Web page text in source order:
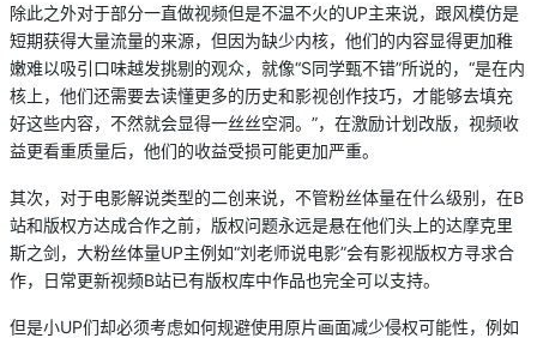
除此之外对于部分一直做视频但是不温不火的UP主来说，跟风模仿是
短期获得大量流量的来源，但因为缺少内核，他们的内容显得更加稚
嫩难以吸引口味越发挑剔的观众，就像“S同学甄不错”所说的，“是在内
核上，他们还需要去读懂更多的历史和影视创作技巧，才能够去填充
好这些内容，不然就会显得一丝丝空洞。”，在激励计划改版，视频收
益更看重质量后，他们的收益受损可能更加严重。
其次，对于电影解说类型的二创来说，不管粉丝体量在什么级别，在B
站和版权方达成合作之前，版权问题永远是悬在他们头上的达摩克里
斯之剑，大粉丝体量UP主例如“刘老师说电影”会有影视版权方寻求合
作，日常更新视频B站已有版权库中作品也完全可以支持。
但是小UP们却必须考虑如何规避使用原片画面减少侵权可能性，例如